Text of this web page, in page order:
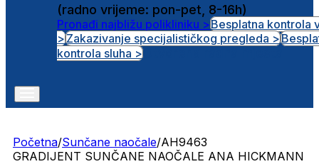
(radno vrijeme: pon-pet, 8-16h)
Pronađi najbližu polikliniku >Besplatna kontrola
>Zakazivanje specijalističkog pregleda >
kontrola sluha >
Početna/Sunčane naočale/AH9463
GRADIJENT SUNČANE NAOČALE ANA HICKMANN